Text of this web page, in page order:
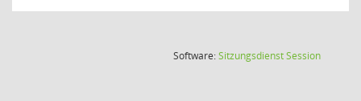
Software:SitzungsdienstSession(Wird in